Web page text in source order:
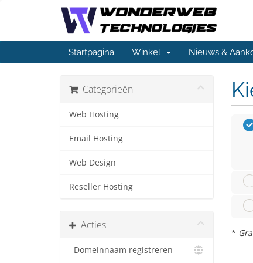
Startpagina Winkel Nieuws &
Categorieën
Web Hosting
Email Hosting
Web Design
Reseller Hosting
Acties
Domeinnaam registreren
*